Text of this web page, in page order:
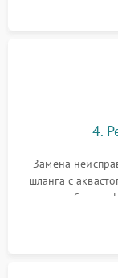
4.
Замена
шланга с
патрубках и
управления,